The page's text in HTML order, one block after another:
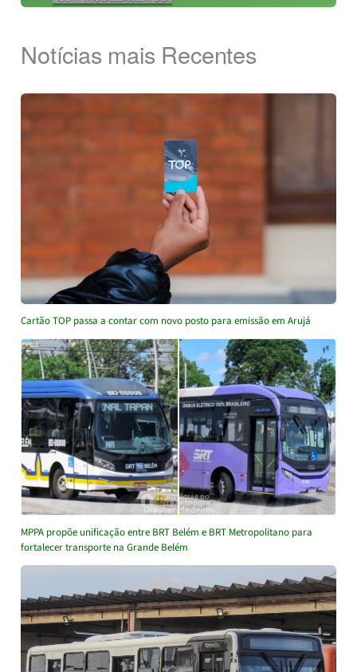
Notícias mais Recentes
Cartão TOP passa a contar com novo posto para emissão em Arujá
MPPA propõe unificação entre BRT Belém e BRT Metropolitano para
fortalecer transporte na Grande Belém